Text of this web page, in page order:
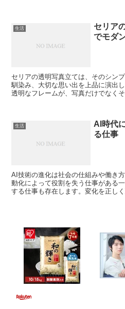
生活
セリア
でモダ
セリアの透明写真立ては、そのシン
馴染み、大切な思い出を上品に演出
透明なフレームが、写真だけでなく
生活
AI時代
る仕事
AI技術の進化は社会の仕組みや働き
動化によって役割を失う仕事がある
する仕事も存在します。変化を正し